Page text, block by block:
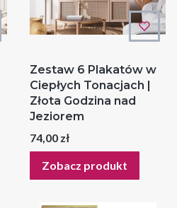
Zestaw 6 Plakatów w
Ciepłych Tonacjach |
Złota Godzina nad
Jeziorem
Cena
74,00 zł
Zobacz produkt